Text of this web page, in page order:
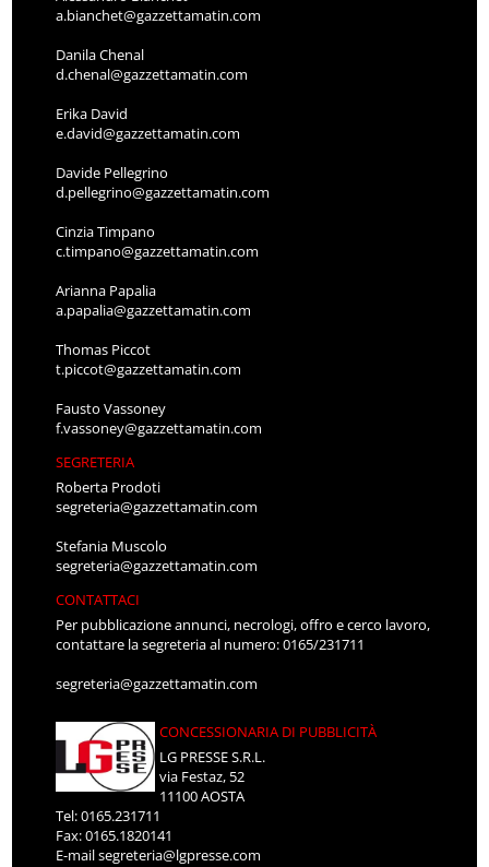
a.bianchet@gazzettamatin.com
Danila Chenal
d.chenal@gazzettamatin.com
Erika David
e.david@gazzettamatin.com
Davide Pellegrino
d.pellegrino@gazzettamatin.com
Cinzia Timpano
c.timpano@gazzettamatin.com
Arianna Papalia
a.papalia@gazzettamatin.com
Thomas Piccot
t.piccot@gazzettamatin.com
Fausto Vassoney
f.vassoney@gazzettamatin.com
SEGRETERIA
Roberta Prodoti
segreteria@gazzettamatin.com
Stefania Muscolo
segreteria@gazzettamatin.com
CONTATTACI
Per pubblicazione annunci, necrologi, offro e cerco lavoro,
contattare la segreteria al numero: 0165/231711
segreteria@gazzettamatin.com
CONCESSIONARIA DI PUBBLICITÀ
LG PRESSE S.R.L.
via Festaz, 52
11100 AOSTA
Tel: 0165.231711
Fax: 0165.1820141
E-mailsegreteria@lgpresse.com